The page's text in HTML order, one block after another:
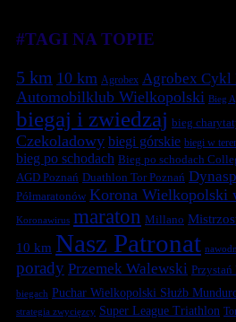
#TAGI NA TOPIE
5 km 10 km Agrobex Agrobex Cykl
Automobilklub Wielkopolski Bieg
biegaj i zwiedzaj bieg
Czekoladowy biegi górskie biegi w
bieg po schodach Bieg po schodach
AGD Poznań Duathlon Tor Poznań
Półmaratonów Korona Wielkopolski
Koronawirus maraton Millano
10 km Nasz Patronat
porady Przemek Walewski Przystań
biegach Puchar Wielkopolski Służb
strategia zwycięzcy Super League Triathlon